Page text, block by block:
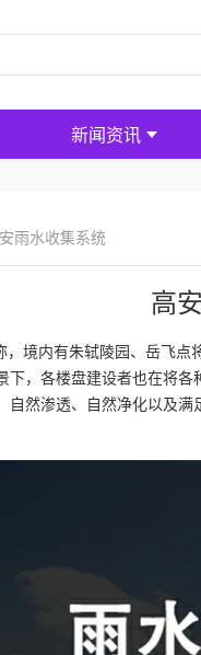
新闻资讯
雨水收集系统
高
境内有朱轼陵园、岳飞
下，各楼盘建设者也在将
自然渗透、自然净化以及